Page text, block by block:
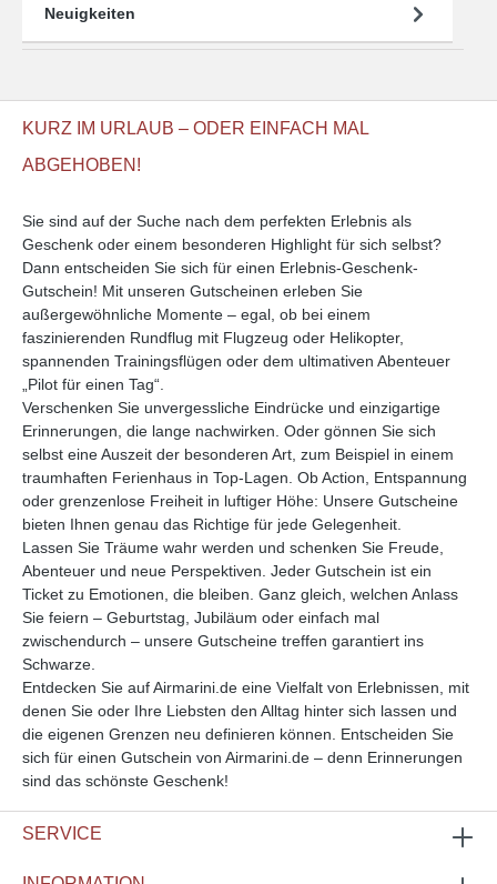
Neuigkeiten
KURZ IM URLAUB – ODER EINFACH MAL
ABGEHOBEN!
Sie sind auf der Suche nach dem perfekten Erlebnis als
Geschenk oder einem besonderen Highlight für sich selbst?
Dann entscheiden Sie sich für einen Erlebnis-Geschenk-
Gutschein! Mit unseren Gutscheinen erleben Sie
außergewöhnliche Momente – egal, ob bei einem
faszinierenden Rundflug mit Flugzeug oder Helikopter,
spannenden Trainingsflügen oder dem ultimativen Abenteuer
„Pilot für einen Tag“.
Verschenken Sie unvergessliche Eindrücke und einzigartige
Erinnerungen, die lange nachwirken. Oder gönnen Sie sich
selbst eine Auszeit der besonderen Art, zum Beispiel in einem
traumhaften Ferienhaus in Top-Lagen. Ob Action, Entspannung
oder grenzenlose Freiheit in luftiger Höhe: Unsere Gutscheine
bieten Ihnen genau das Richtige für jede Gelegenheit.
Lassen Sie Träume wahr werden und schenken Sie Freude,
Abenteuer und neue Perspektiven. Jeder Gutschein ist ein
Ticket zu Emotionen, die bleiben. Ganz gleich, welchen Anlass
Sie feiern – Geburtstag, Jubiläum oder einfach mal
zwischendurch – unsere Gutscheine treffen garantiert ins
Schwarze.
Entdecken Sie auf Airmarini.de eine Vielfalt von Erlebnissen, mit
denen Sie oder Ihre Liebsten den Alltag hinter sich lassen und
die eigenen Grenzen neu definieren können. Entscheiden Sie
sich für einen Gutschein von Airmarini.de – denn Erinnerungen
sind das schönste Geschenk!
SERVICE